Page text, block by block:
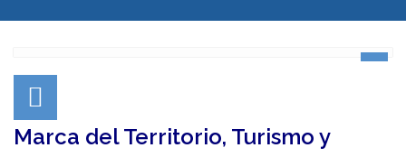
Marca del Territorio, Turismo y